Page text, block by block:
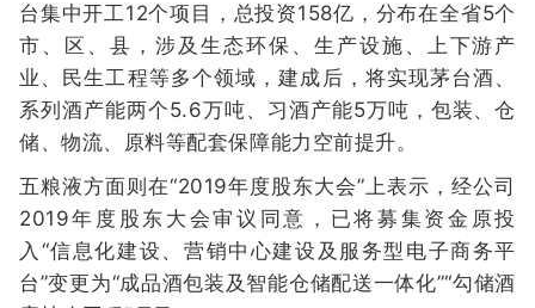
台集中开工12个项目，总投资158亿，分布在全省5个
市、区、县，涉及生态环保、生产设施、上下游产
业、民生工程等多个领域，建成后，将实现茅台酒、
系列酒产能两个5.6万吨、习酒产能5万吨，包装、仓
储、物流、原料等配套保障能力空前提升。
五粮液方面则在“2019年度股东大会”上表示，经公司
2019年度股东大会审议同意，已将募集资金原投
入“信息化建设、营销中心建设及服务型电子商务平
台”变更为“成品酒包装及智能仓储配送一体化”“勾储酒